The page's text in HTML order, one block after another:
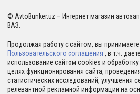
© AvtoBunker.uz – Интернет магазин
ВАЗ.
Продолжая работу с сайтом, вы принимаете
Пользовательского соглашения , в т.ч.
использование сайтом cookies и
целях функционирования сайта, проведения
статистических исследований, улучшения
релевантной рекламной информации на